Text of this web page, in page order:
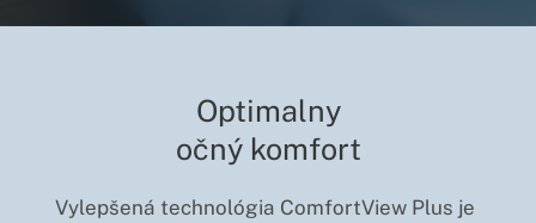
Optimalny
očný komfort
Vylepšená technológia ComfortView Plus je